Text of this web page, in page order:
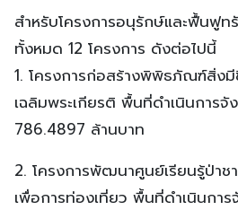
สำหรับโครงการอนุรักษ์และฟื้นฟูท
ทั้งหมด 12 โครงการ ดังต่อไปนี้
1. โครงการก่อสร้างพิพิธภัณฑ์สิ่งมี
เฉลิมพระเกียรติ พื้นที่ดำเนินการ
786.4897 ล้านบาท
2. โครงการพัฒนาศูนย์เรียนรู้ป่าช
เพื่อการท่องเที่ยว พื้นที่ดำเนินกา